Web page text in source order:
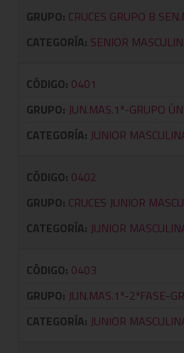
GRUPO: CRUCES GRUPO B
CATEGORÍA: SENIOR
CÓDIGO: 0401
GRUPO: JUN.MAS.1ª-GRUPO
CATEGORÍA: JUNIOR
CÓDIGO: 0402
GRUPO: CRUCES JUNIOR
CATEGORÍA: JUNIOR
CÓDIGO: 0403
GRUPO: JUN.MAS.1ª-2ªFASE-
CATEGORÍA: JUNIOR